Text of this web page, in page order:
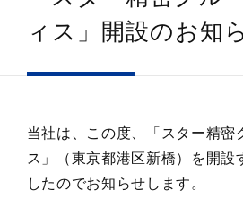
ィス」開設のお知
当社は、この度、「スター精密
ス」（東京都港区新橋）を開設
したのでお知らせします。